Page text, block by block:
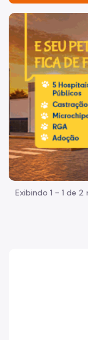
Comissão
Regimento
Etapas
Etapas Temáticas
Fique por Dentro
Álbum de Fotos
Notícias
Resultados
Imagem de um
Exibindo 1 - 1 de 2